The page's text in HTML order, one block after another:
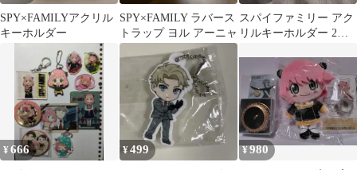
SPY×FAMILYアクリル
キーホルダー
SPY×FAMILY ラバース
トラップ ヨル アーニャ
スパイファミリー アク
リルキーホルダー 2個
¥666 ¥499 ¥980